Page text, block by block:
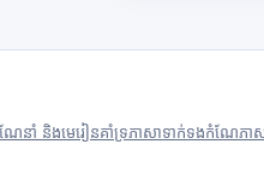
ណែនាំ និងមេរៀនគាំទ្រភាសាទាក់ទងកំណែភា